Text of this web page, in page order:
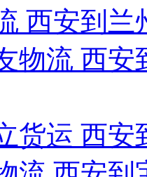
西安到
物流 西
货运 西